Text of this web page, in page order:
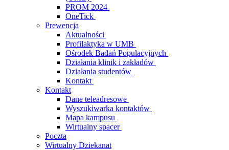
PROM 2024
OneTick
Prewencja
Aktualności
Profilaktyka w UMB
Ośrodek Badań Populacyjnych
Działania klinik i zakładów
Działania studentów
Kontakt
Kontakt
Dane teleadresowe
Wyszukiwarka kontaktów
Mapa kampusu
Wirtualny spacer
Poczta
Wirtualny Dziekanat